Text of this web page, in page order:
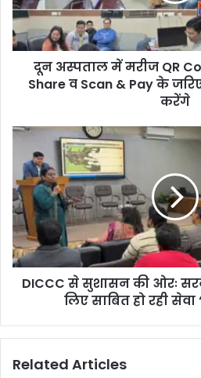
दून अस्पताल में मरीज QR
Share व Scan & Pay के
करेंगे
DICCC से सुशासन की ओरः
लिए साबित हो रही सेवा
Related Articles